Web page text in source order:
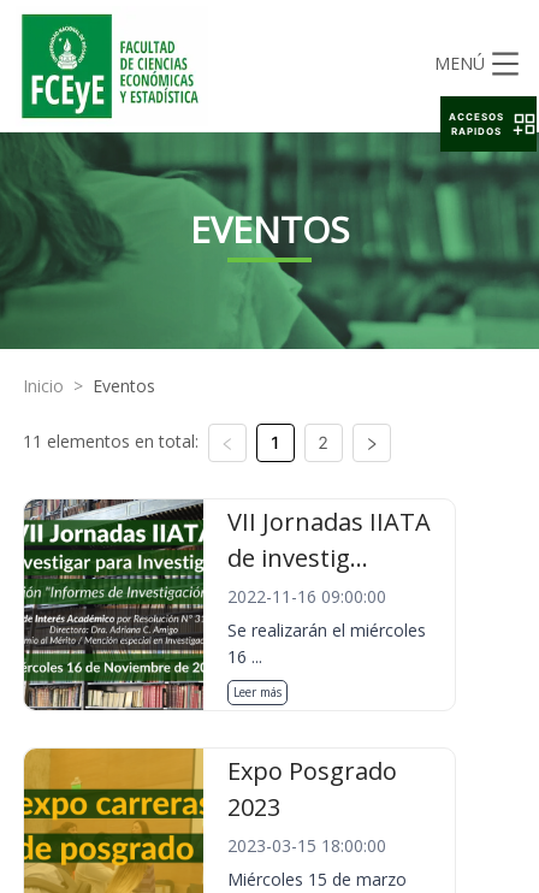
MENÚ
EVENTOS
Inicio > Eventos
11 elementos en total: 1 2
VII Jornadas IIATA
de investig...
2022-11-16 09:00:00
Se realizarán el miércoles
16 ...
Leer más
Expo Posgrado
2023
2023-03-15 18:00:00
Miércoles 15 de marzo
ACCESOS
RAPIDOS